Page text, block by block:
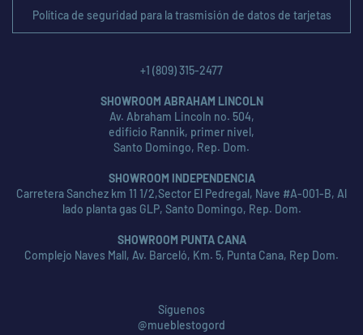
Política de seguridad para la trasmisión de datos de tarjetas
+1 (809) 315-2477
SHOWROOM ABRAHAM LINCOLN
Av. Abraham Lincoln no. 504,
edificio Rannik, primer nivel,
Santo Domingo, Rep. Dom.
SHOWROOM INDEPENDENCIA
Carretera Sanchez km 11 1/2,Sector El Pedregal, Nave #A-001-B, Al
lado planta gas GLP, Santo Domingo, Rep. Dom.
SHOWROOM PUNTA CANA
Complejo Naves Mall, Av. Barceló, Km. 5, Punta Cana, Rep Dom.
Síguenos
@mueblestogord